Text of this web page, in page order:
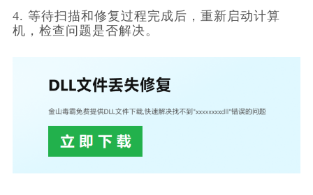
4. 等待扫描和修复过程完成后，重新启动计算
机，检查问题是否解决。